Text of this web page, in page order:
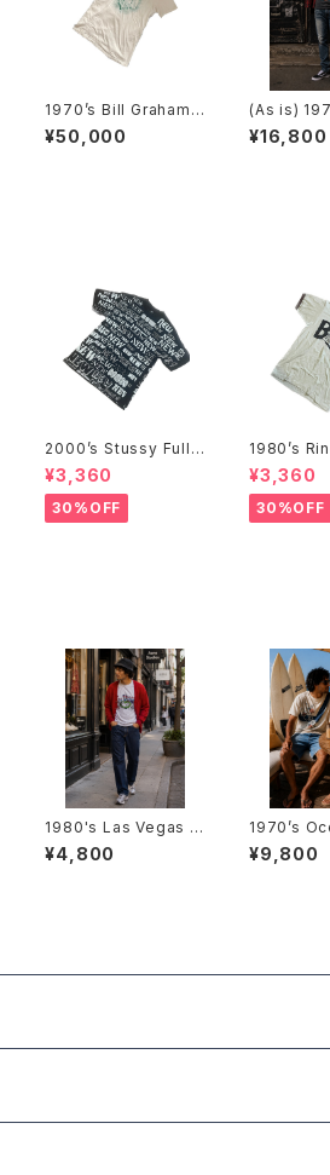
1970’s Bill Graham
Presents Day on th
e Green Staff T-Shi
¥50,000
(As is)
olling
-Shirts -
¥16,800
2000’s Stussy Full
Print T-Shirts -2000
年代 ステューシー フル
プリントTシャツ-
¥3,360
30%OFF
1980’s
rts - 1980
ーTシャツ-
¥3,360
30%OFF
1980's Las Vegas T
-Shirts -1980年代 ラ
スベガスTシャツ-
¥4,800
1970’s
c T-Shirts
代 オーシャ
¥9,800